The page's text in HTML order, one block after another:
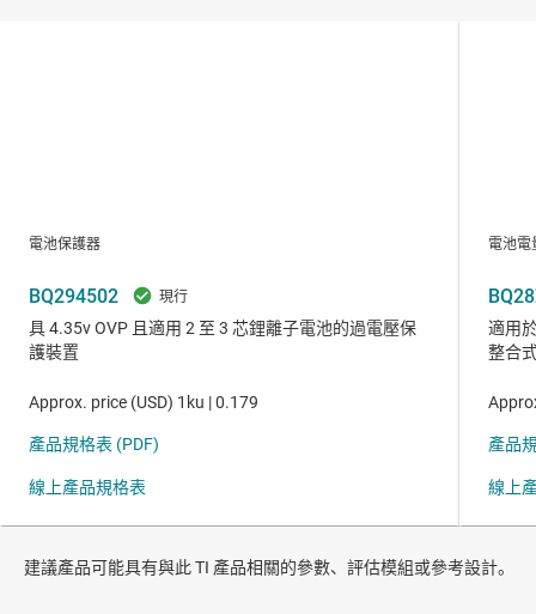
建議產品可能具有與此 TI 產品相關的參數、評估模組或參考設計。